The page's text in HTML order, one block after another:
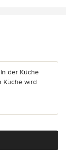
der Küche
Küche wird